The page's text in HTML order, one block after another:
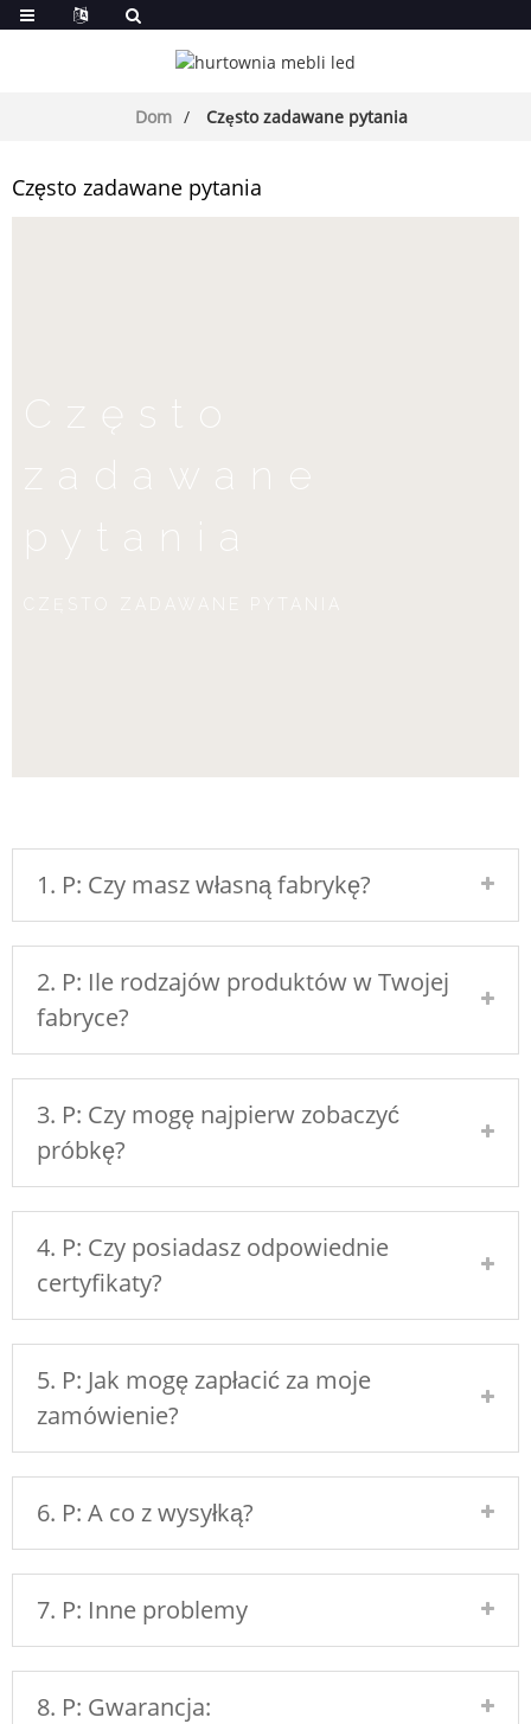
Dom Często zadawane pytania
Często zadawane pytania
Często
zadawane
pytania
1. P: Czy masz własną fabrykę?
2. P: Ile rodzajów produktów w Twojej
fabryce?
3. P: Czy mogę najpierw zobaczyć
próbkę?
4. P: Czy posiadasz odpowiednie
certyfikaty?
5. P: Jak mogę zapłacić za moje
zamówienie?
6. P: A co z wysyłką?
7. P: Inne problemy
8. P: Gwarancja: